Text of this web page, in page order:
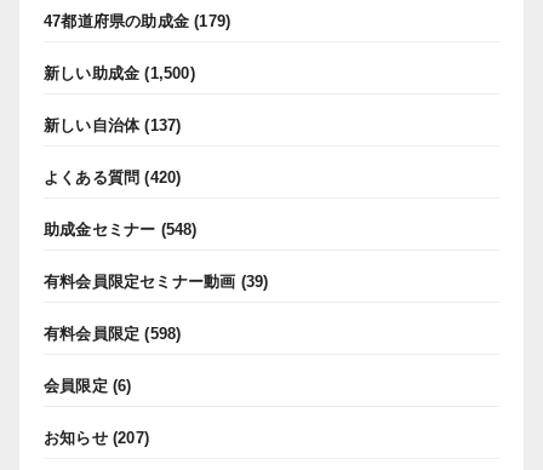
47都道府県の助成金 (179)
新しい助成金 (1,500)
新しい自治体(137)
よくある質問 (420)
助成金セミナー (548)
有料会員限定セミナー動画 (39)
有料会員限定 (598)
会員限定 (6)
お知らせ(207)